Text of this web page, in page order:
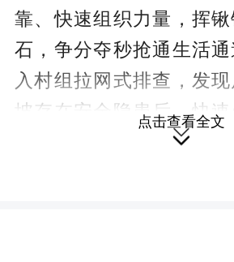
靠、快速组织力量，挥
石，争分夺秒抢通生活
入村组拉网式排查，发
坡存在安全隐患后，快
低风险；白屋村全力做好
点击查看全文
